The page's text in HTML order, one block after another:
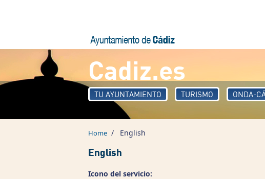
Cadiz.es
TU AYUNTAMIENTO TURISMO ONDA-
Home / English
English
Icono del servicio: